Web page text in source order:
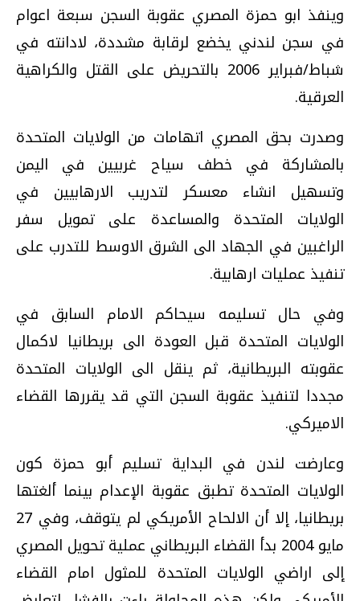
وينفذ ابو حمزة المصري عقوبة السجن سبعة اعوام
في سجن لندني يخضع لرقابة مشددة، لادانته في
شباط/فبراير 2006 بالتحريض على القتل والكراهية
العرقية.
وصدرت بحق المصري اتهامات من الولايات المتحدة
بالمشاركة في خطف سياح غربيين في اليمن
وتسهيل انشاء معسكر لتدريب الارهابيين في
الولايات المتحدة والمساعدة على تمويل سفر
الراغبين في الجهاد الى الشرق الاوسط للتدرب على
تنفيذ عمليات ارهابية.
وفي حال تسليمه سيحاكم الامام السابق في
الولايات المتحدة قبل العودة الى بريطانيا لاكمال
عقوبته البريطانية، ثم ينقل الى الولايات المتحدة
مجددا لتنفيذ عقوبة السجن التي قد يقررها القضاء
الاميركي.
وعارضت لندن في البداية تسليم أبو حمزة كون
الولايات المتحدة تطبق عقوبة الإعدام بينما ألغتها
بريطانيا، إلا أن الالحاح الأمريكي لم يتوقف، وفي 27
مايو 2004 بدأ القضاء البريطاني عملية تحويل المصري
إلى اراضي الولايات المتحدة للمثول امام القضاء